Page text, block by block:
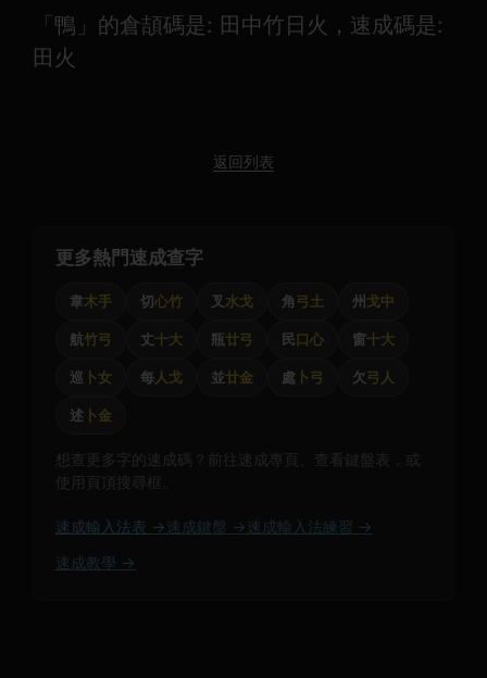
「鴨」的倉頡碼是: 田中竹日火，速成碼是:
田火
返回列表
更多熱門速成查字
韋木手 切心竹 叉 水戈 角弓土 州 戈中
航竹弓 丈十大 瓶廿弓 民口心 窗十大
巡 卜女 每人戈 並廿金 處 卜弓 欠弓人
述 卜金
想查更多字的速成碼？前往速成專頁、查看鍵盤表，或
使用頁頂搜尋框。
速成輸入法表 → 速成鍵盤 → 速成輸入法練習 →
速成教學 →